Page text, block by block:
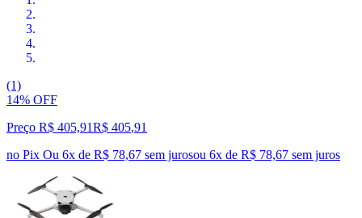
(1)
14% OFF
Preço R$ 405,91R$ 405,91
no Pix Ou 6x de R$ 78,67 sem jurosou 6x de R$ 78,67 sem juros